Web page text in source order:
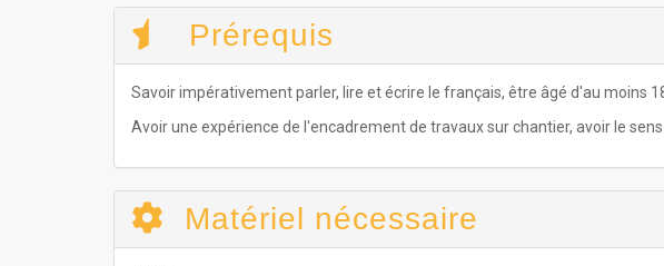
Prérequis
Savoir impérativement parler, lire et écrire le français, être âgé d'au moins
Avoir une expérience de l'encadrement de travaux sur chantier, avoir le
Matériel nécessaire